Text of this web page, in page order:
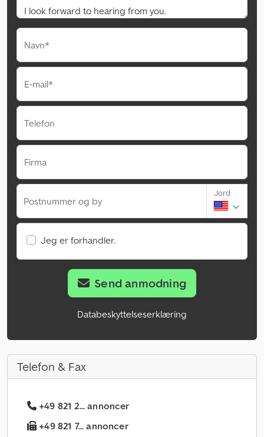
Navn*
E-mail*
Telefon
Firma
Postnummer og by
Jord
Jeg er forhandler.
Send anmodning
Databeskyttelseserklæring
Telefon & Fax
+49 821 2... annoncer
+49 821 7... annoncer